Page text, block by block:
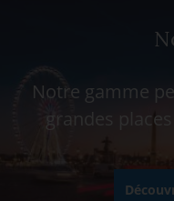
Notre gamme
grandes